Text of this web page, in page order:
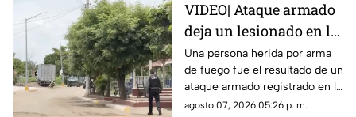
VIDEO| Ataque armado
deja un lesionado en la
comunidad de El
Chilillo en Mazatlán
Una persona herida por arma
de fuego fue el resultado de un
ataque armado registrado en la
comunidad de El Chilillo, al
agosto 07, 2026 05:26 p. m.